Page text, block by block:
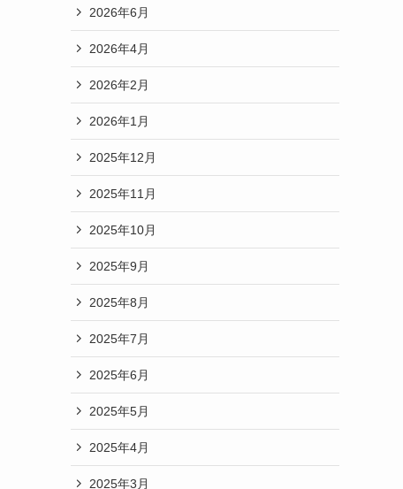
2026年6月
2026年4月
2026年2月
2026年1月
2025年12月
2025年11月
2025年10月
2025年9月
2025年8月
2025年7月
2025年6月
2025年5月
2025年4月
2025年3月